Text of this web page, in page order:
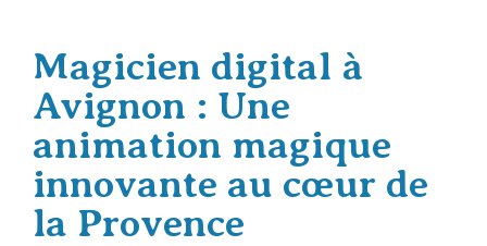
Magicien digital à
Avignon : Une
animation magique
innovante au cœur de
la Provence